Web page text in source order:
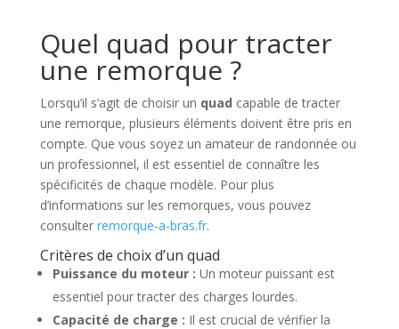
Quel quad pour tracter
une remorque ?
Lorsqu’il s’agit de choisir un quad capable de tracter
une remorque, plusieurs éléments doivent être pris en
compte. Que vous soyez un amateur de randonnée ou
un professionnel, il est essentiel de connaître les
spécificités de chaque modèle. Pour plus
d’informations sur les remorques, vous pouvez
consulter remorque-a-bras.fr.
Critères de choix d’un quad
Puissance du moteur : Un moteur puissant est
essentiel pour tracter des charges lourdes.
Capacité de charge : Il est crucial de vérifier la